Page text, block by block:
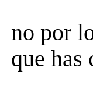
no por
que has